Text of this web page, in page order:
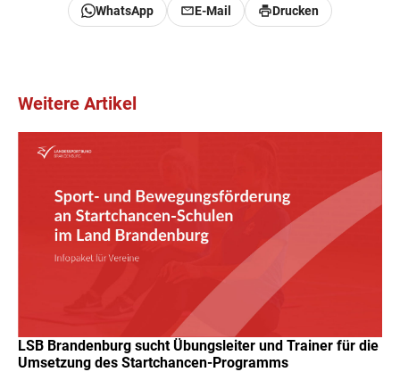
WhatsApp E-Mail Drucken
Weitere Artikel
LSB Brandenburg sucht Übungsleiter und Trainer für die
Umsetzung des Startchancen-Programms